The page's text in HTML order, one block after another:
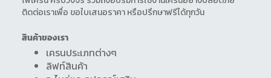
ติดต่อเราเพื่อ ขอใบเสนอราคา หรือปรึกษาฟรีได้ทุกวัน
สินค้าของเรา
เครนประเภทต่างๆ
ลิฟท์สินค้า